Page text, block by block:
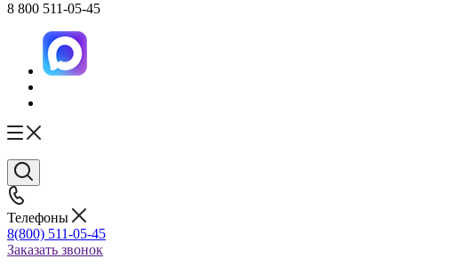
8 800 511-05-45
Телефоны
8(800) 511-05-45
Заказать звонок